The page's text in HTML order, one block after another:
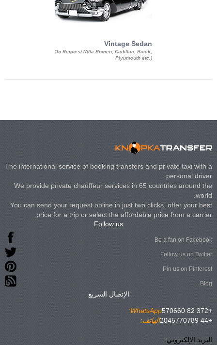
Vintage Sedan
On Request (Alfa Romeo, Cadillac, Buick,
Plyumouth etc.)
The international service of booking transfers and private taxi with a
personal driver.
We provide private chauffeur services in 65 countries around the
world.
You can send your request online in just two clicks, offer your best
price for a trip or select the affordable price from a carrier.
Follow us
Be a fan on Facebook
Follow us on Twitter
Pin us on Pinterest
Blog
الإتصال السريع
WhatsApp:
+372 82 570660
الهاتف:
+44 2045770789
البريد الإلكتروني: